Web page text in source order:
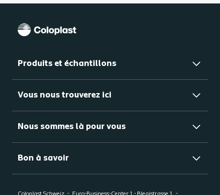
Produits et échantillons
Vous nous trouverez ici
Nous sommes là pour vous
Bon à savoir